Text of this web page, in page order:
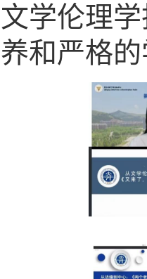
学伦理
和严格